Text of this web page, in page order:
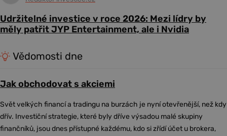
Udržitelné investice v roce 2026: Mezi lídry by
měly patřit JYP Entertainment, ale i Nvidia
Vědomosti dne
Jak obchodovat s akciemi
Svět velkých financí a tradingu na burzách je nyní otevřenější, než kdy
dřív. Investiční strategie, které byly dříve výsadou malé skupiny
finančníků, jsou dnes přístupné každému, kdo si zřídí účet u brokera,